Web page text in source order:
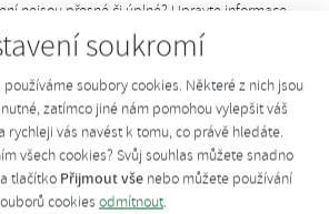
soukromí
soubory cookies. Některé z nich jsou
zatímco jiné nám pomohou vylepšit váš
rychleji vás navést k tomu, co právě hledáte.
všech cookies? Svůj souhlas můžete snadno
tlačítko Přijmout všenebo můžete používání
cookies odmítnout.
nejsou přesné či úplné? Upravte informace